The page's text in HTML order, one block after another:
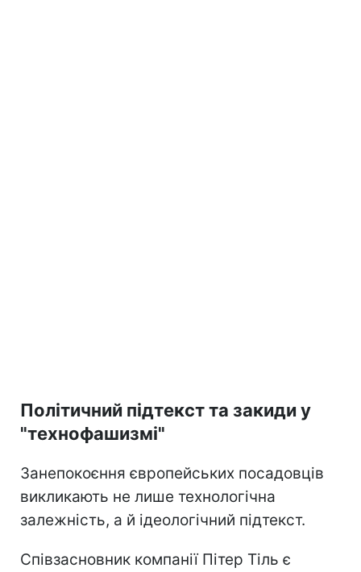
Політичний підтекст та закиди у
"технофашизмі"
Занепокоєння європейських посадовців
викликають не лише технологічна
залежність, а й ідеологічний підтекст.
Співзасновник компанії Пітер Тіль є